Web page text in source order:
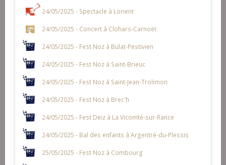
24/05/2025 - Spectacle à Lorient
24/05/2025 - Concert à Clohars-Carnoët
24/05/2025 - Fest Noz à Bulat-Pestivien
24/05/2025 - Fest Noz à Saint-Brieuc
24/05/2025 - Fest Noz à Saint-Jean-Trolimon
24/05/2025 - Fest Noz à Brec'h
24/05/2025 - Fest Deiz à La Vicomté-sur-Rance
24/05/2025 - Bal des enfants à Argentré-du-Plessis
25/05/2025 - Fest Noz à Combourg